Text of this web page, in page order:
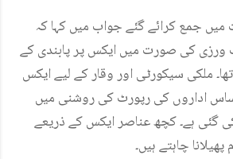
میں جمع کرائے گئے جواب میں کہا کہ
ورزی کی صورت میں ایکس پر پابندی کے
ملکی سیکورٹی اور وقار کے لیے ایکس
اداروں کی رپورٹ کی روشنی میں
گئی ہے۔ کچھ عناصر ایکس کے ذریعے
چاہتے ہیں۔